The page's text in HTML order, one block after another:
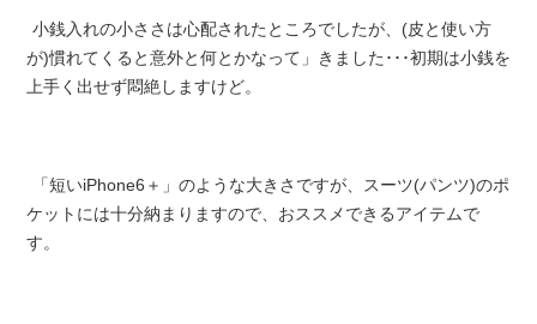
小銭入れの小ささは心配されたところでしたが、(皮と使い方
が)慣れてくると意外と何とかなって」きました･･･初期は小銭を
上手く出せず悶絶しますけど。
「短いiPhone6＋」のような大きさですが、スーツ(パンツ)のポ
ケットには十分納まりますので、おススメできるアイテムで
す。